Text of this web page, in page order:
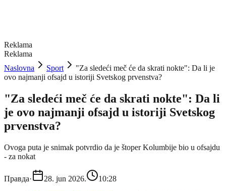
Reklama
Reklama
Naslovna
Sport
"Za sledeći meč će da skrati nokte": Da li je
ovo najmanji ofsajd u istoriji Svetskog prvenstva?
"Za sledeći meč će da skrati nokte": Da li
je ovo najmanji ofsajd u istoriji Svetskog
prvenstva?
Ovoga puta je snimak potvrdio da je štoper Kolumbije bio u ofsajdu
- za nokat
Правда· 28. jun 2026. 10:28